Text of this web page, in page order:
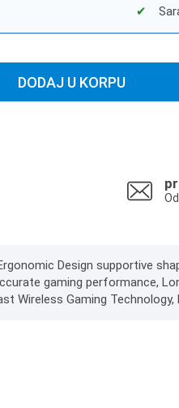
DODAJ U KORPU
Design supportive
gaming performance,
Wireless Gaming Technology,